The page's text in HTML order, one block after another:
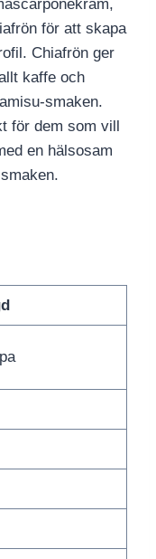
för att skapa
Chiafrön ger
kaffe och
smaken.
för dem som vill
en hälsosam